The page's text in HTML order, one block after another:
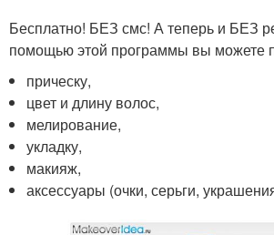
Бесплатно! БЕЗ смс! А теперь и БЕЗ
помощью этой программы вы можете
прическу,
цвет и длину волос,
мелирование,
укладку,
макияж,
аксессуары (очки, серьги,